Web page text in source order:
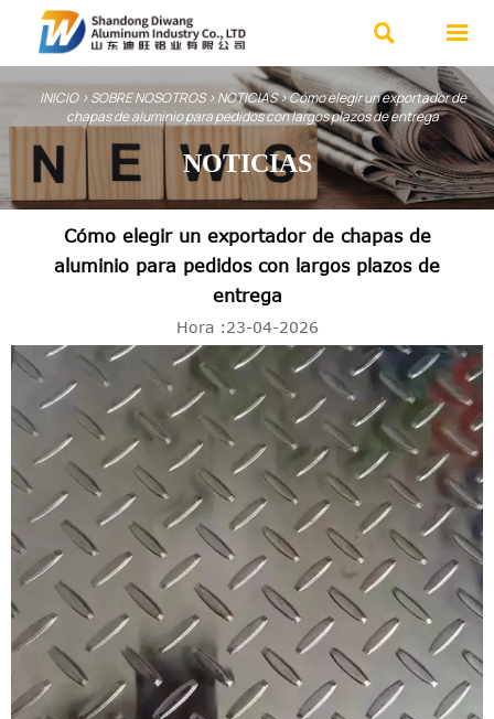
 
INICIO>SOBRE NOSOTROS>NOTICIAS>Cómo elegir un exportador de
chapas de aluminio para pedidos con largos plazos de entrega
NOTICIAS
Cómo elegir un exportador de chapas de
aluminio para pedidos con largos plazos de
entrega
Hora :23-04-2026